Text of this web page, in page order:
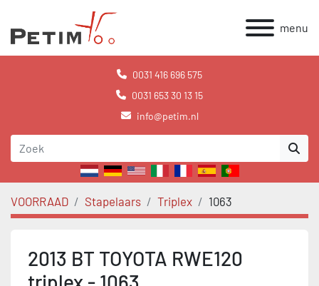
menu
0031 416 696 575
0031 653 30 13 15
info@petim.nl
VOORRAAD Stapelaars Triplex 1063
2013 BT TOYOTA RWE120